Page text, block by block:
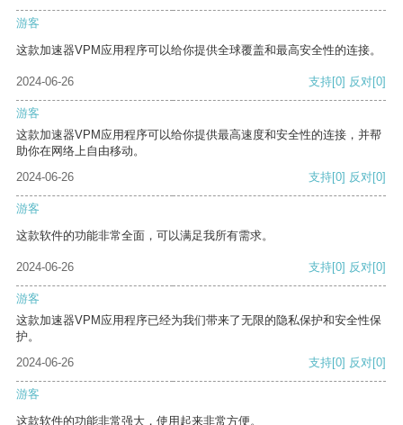
游客
这款加速器VPM应用程序可以给你提供全球覆盖和最高安全性的连接。
2024-06-26 支持[0] 反对[0]
游客
这款加速器VPM应用程序可以给你提供最高速度和安全性的连接，并帮
助你在网络上自由移动。
2024-06-26
支持[0] 反对[0]
游客
这款软件的功能非常全面，可以满足我所有需求。
2024-06-26 支持[0] 反对[0]
游客
这款加速器VPM应用程序已经为我们带来了无限的隐私保护和安全性保
护。
2024-06-26
支持[0] 反对[0]
游客
这款软件的功能非常强大，使用起来非常方便。